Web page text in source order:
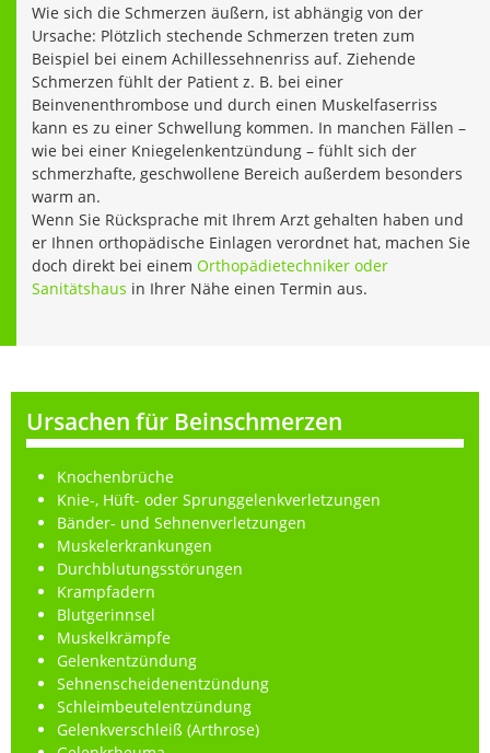
Wie sich die Schmerzen äußern, ist abhängig von der
Ursache: Plötzlich stechende Schmerzen treten zum
Beispiel bei einem Achillessehnenriss auf. Ziehende
Schmerzen fühlt der Patient z. B. bei einer
Beinvenenthrombose und durch einen Muskelfaserriss
kann es zu einer Schwellung kommen. In manchen Fällen –
wie bei einer Kniegelenkentzündung – fühlt sich der
schmerzhafte, geschwollene Bereich außerdem besonders
warm an.
Wenn Sie Rücksprache mit Ihrem Arzt gehalten haben und
er Ihnen orthopädische Einlagen verordnet hat, machen Sie
doch direkt bei einem Orthopädietechniker oder
Sanitätshaus in Ihrer Nähe einen Termin aus.
Ursachen für Beinschmerzen
Knochenbrüche
Knie-, Hüft- oder Sprunggelenkverletzungen
Bänder- und Sehnenverletzungen
Muskelerkrankungen
Durchblutungsstörungen
Krampfadern
Blutgerinnsel
Muskelkrämpfe
Gelenkentzündung
Sehnenscheidenentzündung
Schleimbeutelentzündung
Gelenkverschleiß (Arthrose)